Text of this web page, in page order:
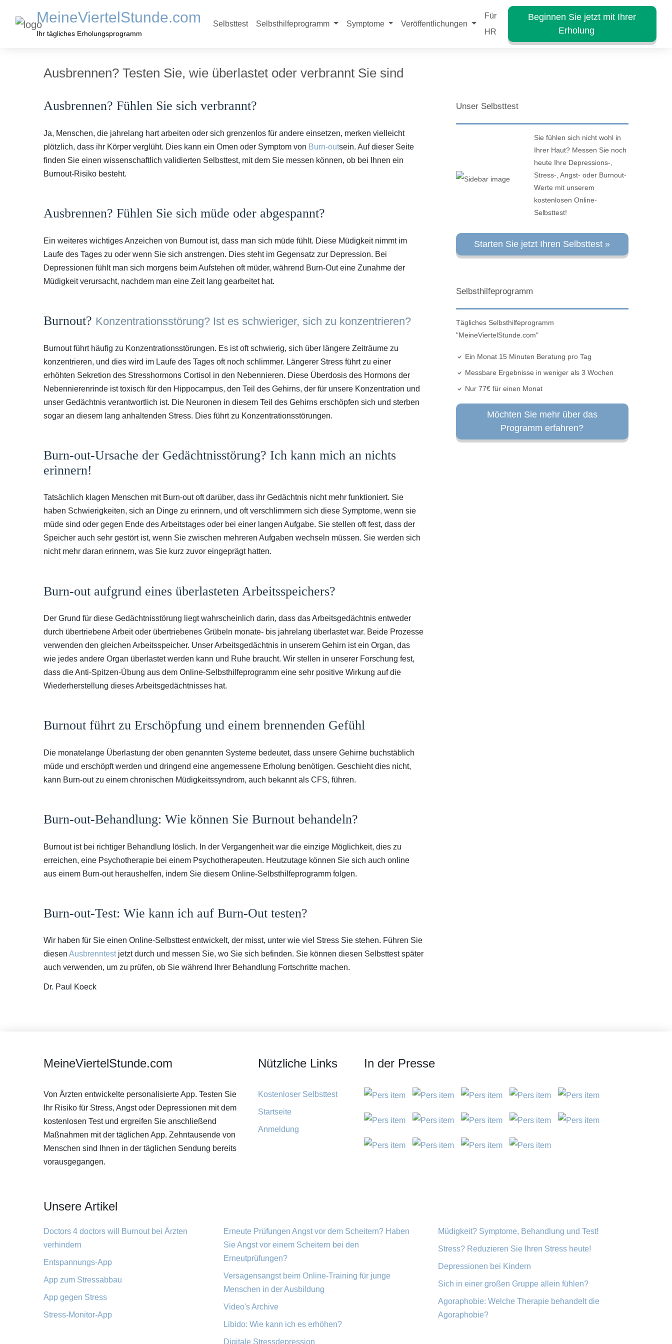
MeineViertelStunde.com
Ihr tägliches Erholungsprogramm
Selbsttest Selbsthilfeprogramm Symptome Veröffentlichungen
Für
HR
Beginnen Sie jetzt mit Ihrer
Erholung
Ausbrennen? Testen Sie, wie überlastet oder verbrannt Sie sind
Ausbrennen? Fühlen Sie sich verbrannt?
Ja, Menschen, die jahrelang hart arbeiten oder sich grenzenlos für andere einsetzen, merken vielleicht
plötzlich, dass ihr Körper verglüht. Dies kann ein Omen oder Symptom von Burn-outsein. Auf dieser Seite
finden Sie einen wissenschaftlich validierten Selbsttest, mit dem Sie messen können, ob bei Ihnen ein
Burnout-Risiko besteht.
Ausbrennen? Fühlen Sie sich müde oder abgespannt?
Ein weiteres wichtiges Anzeichen von Burnout ist, dass man sich müde fühlt. Diese Müdigkeit nimmt im
Laufe des Tages zu oder wenn Sie sich anstrengen. Dies steht im Gegensatz zur Depression. Bei
Depressionen fühlt man sich morgens beim Aufstehen oft müder, während Burn-Out eine Zunahme der
Müdigkeit verursacht, nachdem man eine Zeit lang gearbeitet hat.
Burnout? Konzentrationsstörung? Ist es schwieriger, sich zu konzentrieren?
Burnout führt häufig zu Konzentrationsstörungen. Es ist oft schwierig, sich über längere Zeiträume zu
konzentrieren, und dies wird im Laufe des Tages oft noch schlimmer. Längerer Stress führt zu einer
erhöhten Sekretion des Stresshormons Cortisol in den Nebennieren. Diese Überdosis des Hormons der
Nebennierenrinde ist toxisch für den Hippocampus, den Teil des Gehirns, der für unsere Konzentration und
unser Gedächtnis verantwortlich ist. Die Neuronen in diesem Teil des Gehirns erschöpfen sich und sterben
sogar an diesem lang anhaltenden Stress. Dies führt zu Konzentrationsstörungen.
Burn-out-Ursache der Gedächtnisstörung? Ich kann mich an nichts
erinnern!
Tatsächlich klagen Menschen mit Burn-out oft darüber, dass ihr Gedächtnis nicht mehr funktioniert. Sie
haben Schwierigkeiten, sich an Dinge zu erinnern, und oft verschlimmern sich diese Symptome, wenn sie
müde sind oder gegen Ende des Arbeitstages oder bei einer langen Aufgabe. Sie stellen oft fest, dass der
Speicher auch sehr gestört ist, wenn Sie zwischen mehreren Aufgaben wechseln müssen. Sie werden sich
nicht mehr daran erinnern, was Sie kurz zuvor eingeprägt hatten.
Burn-out aufgrund eines überlasteten Arbeitsspeichers?
Der Grund für diese Gedächtnisstörung liegt wahrscheinlich darin, dass das Arbeitsgedächtnis entweder
durch übertriebene Arbeit oder übertriebenes Grübeln monate- bis jahrelang überlastet war. Beide Prozesse
verwenden den gleichen Arbeitsspeicher. Unser Arbeitsgedächtnis in unserem Gehirn ist ein Organ, das
wie jedes andere Organ überlastet werden kann und Ruhe braucht. Wir stellen in unserer Forschung fest,
dass die Anti-Spitzen-Übung aus dem Online-Selbsthilfeprogramm eine sehr positive Wirkung auf die
Wiederherstellung dieses Arbeitsgedächtnisses hat.
Burnout führt zu Erschöpfung und einem brennenden Gefühl
Die monatelange Überlastung der oben genannten Systeme bedeutet, dass unsere Gehirne buchstäblich
müde und erschöpft werden und dringend eine angemessene Erholung benötigen. Geschieht dies nicht,
kann Burn-out zu einem chronischen Müdigkeitssyndrom, auch bekannt als CFS, führen.
Burn-out-Behandlung: Wie können Sie Burnout behandeln?
Burnout ist bei richtiger Behandlung löslich. In der Vergangenheit war die einzige Möglichkeit, dies zu
erreichen, eine Psychotherapie bei einem Psychotherapeuten. Heutzutage können Sie sich auch online
aus einem Burn-out heraushelfen, indem Sie diesem Online-Selbsthilfeprogramm folgen.
Burn-out-Test: Wie kann ich auf Burn-Out testen?
Wir haben für Sie einen Online-Selbsttest entwickelt, der misst, unter wie viel Stress Sie stehen. Führen Sie
diesen Ausbrenntestjetzt durch und messen Sie, wo Sie sich befinden. Sie können diesen Selbsttest später
auch verwenden, um zu prüfen, ob Sie während Ihrer Behandlung Fortschritte machen.
Dr. Paul Koeck
Unser Selbsttest
Sie fühlen sich nicht wohl in
Ihrer Haut? Messen Sie noch
heute Ihre Depressions-,
Stress-, Angst- oder Burnout-
Werte mit unserem
kostenlosen Online-
Selbsttest!
Starten Sie jetzt Ihren Selbsttest »
Selbsthilfeprogramm
Tägliches Selbsthilfeprogramm
"MeineViertelStunde.com"
Ein Monat 15 Minuten Beratung pro Tag
Messbare Ergebnisse in weniger als 3 Wochen
Nur 77€ für einen Monat
Möchten Sie mehr über das
Programm erfahren?
MeineViertelStunde.com
Von Ärzten entwickelte personalisierte App. Testen Sie
Ihr Risiko für Stress, Angst oder Depressionen mit dem
kostenlosen Test und ergreifen Sie anschließend
Maßnahmen mit der täglichen App. Zehntausende von
Menschen sind Ihnen in der täglichen Sendung bereits
vorausgegangen.
Nützliche Links
Kostenloser Selbsttest
Startseite
Anmeldung
In der Presse
Unsere Artikel
Doctors 4 doctors will Burnout bei Ärzten
verhindern
Entspannungs-App
App zum Stressabbau
App gegen Stress
Stress-Monitor-App
Erneute Prüfungen Angst vor dem Scheitern? Haben
Sie Angst vor einem Scheitern bei den
Erneutprüfungen?
Versagensangst beim Online-Training für junge
Menschen in der Ausbildung
Video's Archive
Libido: Wie kann ich es erhöhen?
Digitale Stressdepression
Müdigkeit? Symptome, Behandlung und Test!
Stress? Reduzieren Sie Ihren Stress heute!
Depressionen bei Kindern
Sich in einer großen Gruppe allein fühlen?
Agoraphobie: Welche Therapie behandelt die
Agoraphobie?